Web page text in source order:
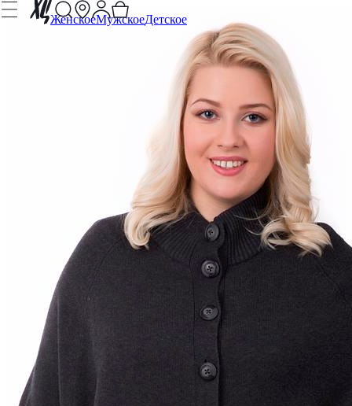
ЖенскоеМужскоеДетское